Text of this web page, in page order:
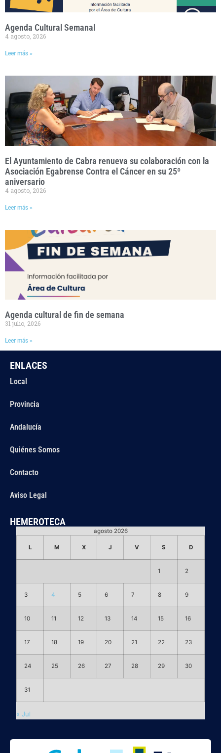
Agenda Cultural Semanal
4 agosto, 2026
Leer más »
El Ayuntamiento de Cabra renueva su colaboración con la
Asociación Egabrense Contra el Cáncer en su 25º
aniversario
4 agosto, 2026
Leer más »
Agenda cultural de fin de semana
31 julio, 2026
Leer más »
ENLACES
Local
Provincia
Andalucía
Quiénes Somos
Contacto
Aviso Legal
HEMEROTECA
agosto 2026
L M X J V S D
1 2
3 4 5 6 7 8 9
10 11 12 13 14 15 16
17 18 19 20 21 22 23
24 25 26 27 28 29 30
31
« Jul